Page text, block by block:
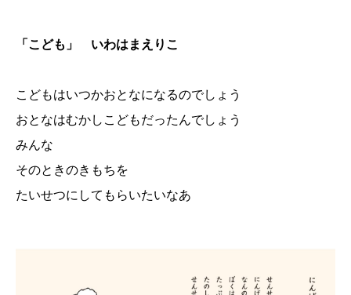
「こども」 いわはまえりこ
こどもはいつかおとなになるのでしょう
おとなはむかしこどもだったんでしょう
みんな
そのときのきもちを
たいせつにしてもらいたいなあ